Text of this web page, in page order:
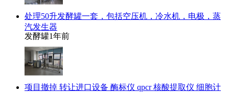
处理50升发酵罐一套，包括空压机，冷水机，电极，蒸
汽发生器
发酵罐1年前
项目撤掉 转让进口设备 酶标仪 qpcr 核酸提取仪 细胞计